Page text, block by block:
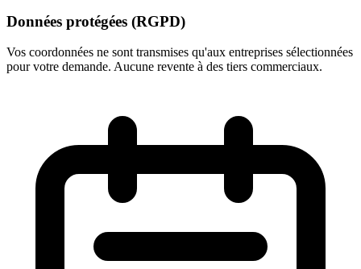
Données protégées (RGPD)
Vos coordonnées ne sont transmises qu'aux entreprises sélectionnées
pour votre demande. Aucune revente à des tiers commerciaux.